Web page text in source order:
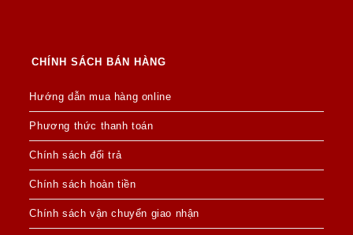
CHÍNH SÁCH BÁN HÀNG
Hướng dẫn mua hàng online
Phương thức thanh toán
Chính sách đổi trả
Chính sách hoàn tiền
Chính sách vận chuyển giao nhận